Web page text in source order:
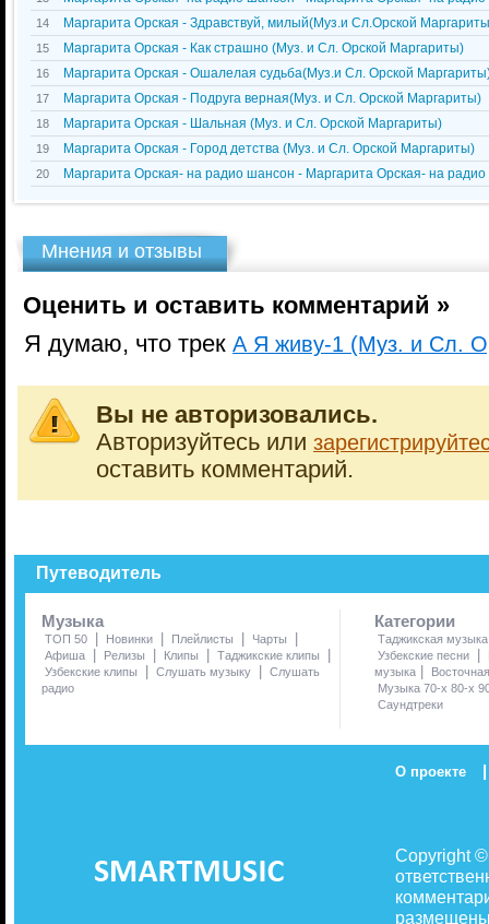
14 Маргарита Орская - Здравствуй, милый(Муз.и Сл.Орской
15 Маргарита Орская - Как страшно (Муз. и Сл. Орской Маргариты)
16 Маргарита Орская - Ошалелая судьба(Муз.и Сл. Орской
17 Маргарита Орская - Подруга верная(Муз. и Сл. Орской Маргариты)
18 Маргарита Орская - Шальная (Муз. и Сл. Орской Маргариты)
19 Маргарита Орская - Город детства (Муз. и Сл. Орской Маргариты)
20 Маргарита Орская- на радио шансон - Маргарита Орская- на
Мнения и отзывы
Оценить и оставить комментарий »
Я думаю, что трек А Я живу-1 (Муз. и Сл.
Вы не авторизовались.
Авторизуйтесь или
оставить комментарий.
Путеводитель
Музыка
ТОП 50 Новинки Плейлисты Чарты
Афиша Релизы Клипы Таджикские клипы
Узбекские клипы Слушать музыку
Слушать
радио
Категории
Таджикская музыка
Узбекские песни
музыка
Музыка 70-х 80-х
Саундтреки
О проекте |
Copyright
размещены